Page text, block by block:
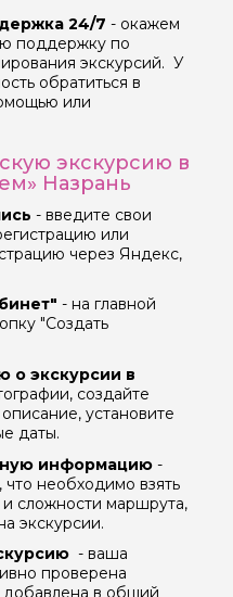
24/7 - окажем
поддержку по
экскурсий. У
обратиться в
или
экскурсию в
Назрань
- введите свои
или
через Яндекс,
- на главной
"Создать
о экскурсии в
создайте
установите
даты.
информацию -
необходимо взять
сложности маршрута,
экскурсии.
- ваша
проверена
в общий
вопросы, можете их
персональных